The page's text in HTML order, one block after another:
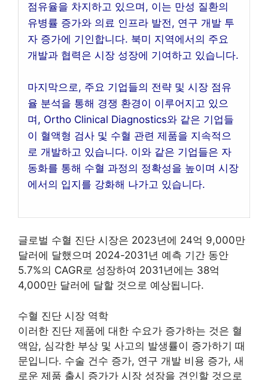
점유율을 차지하고 있으며, 이는 만성 질환의
유병률 증가와 의료 인프라 발전, 연구 개발 투
자 증가에 기인합니다. 북미 지역에서의 주요
개발과 협력은 시장 성장에 기여하고 있습니다.
마지막으로, 주요 기업들의 전략 및 시장 점유
율 분석을 통해 경쟁 환경이 이루어지고 있으
며, Ortho Clinical Diagnostics와 같은 기업들
이 혈액형 검사 및 수혈 관련 제품을 지속적으
로 개발하고 있습니다. 이와 같은 기업들은 자
동화를 통해 수혈 과정의 정확성을 높이며 시장
에서의 입지를 강화해 나가고 있습니다.
글로벌 수혈 진단 시장은 2023년에 24억 9,000만
달러에 달했으며 2024-2031년 예측 기간 동안
5.7%의 CAGR로 성장하여 2031년에는 38억
4,000만 달러에 달할 것으로 예상됩니다.
수혈 진단 시장 역학
이러한 진단 제품에 대한 수요가 증가하는 것은 혈
액암, 심각한 부상 및 사고의 발생률이 증가하기 때
문입니다. 수술 건수 증가, 연구 개발 비용 증가, 새
로운 제품 출시 증가가 시장 성장을 견인할 것으로